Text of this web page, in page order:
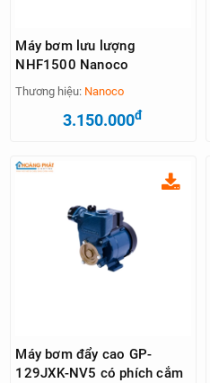
Máy bơm lưu lượng
NHF1500 Nanoco
Thương hiệu: Nanoco
3.150.000đ
Máy bơm đẩy cao GP-
129JXK-NV5 có phích cắm